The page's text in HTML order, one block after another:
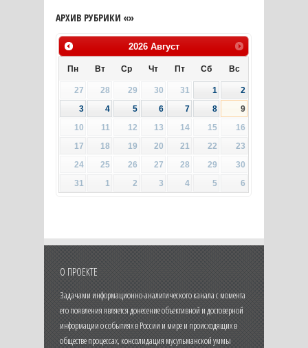
АРХИВ РУБРИКИ «»
2026 Август
Пн Вт Ср Чт Пт Сб Вс
27 28 29 30 31 1
2
3
4 5 6 7 8
9
10
11 12 13 14 15
16
17
18 19 20 21 22
23
24
25 26 27 28 29
30
31
1 2 3 4 5 6
О ПРОЕКТЕ
Задачами информационно-аналитического канала с момента
его появления является донесение объективной и достоверной
информации о событиях в России и мире и происходящих в
обществе процессах, консолидация мусульманской уммы